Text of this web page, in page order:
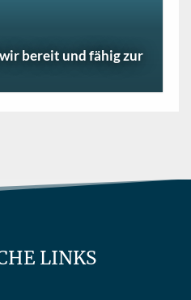
bereit und fähig zur
LINKS